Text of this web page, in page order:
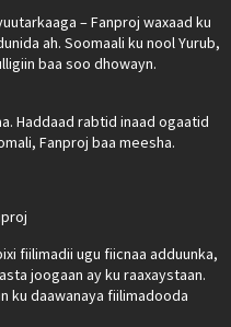
– Fanproj waxaad ku
ah. Soomaali ku nool Yurub,
baa soo dhowayn.
Haddaad rabtid inaad ogaatid
Fanproj baa meesha.
fiilimadii ugu fiicnaa adduunka,
joogaan ay ku raaxaystaan.
ku daawanaya fiilimadooda